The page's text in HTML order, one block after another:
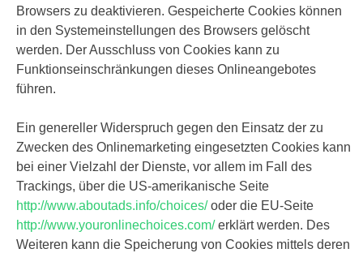
Browsers zu deaktivieren. Gespeicherte Cookies können
in den Systemeinstellungen des Browsers gelöscht
werden. Der Ausschluss von Cookies kann zu
Funktionseinschränkungen dieses Onlineangebotes
führen.
Ein genereller Widerspruch gegen den Einsatz der zu
Zwecken des Onlinemarketing eingesetzten Cookies kann
bei einer Vielzahl der Dienste, vor allem im Fall des
Trackings, über die US-amerikanische Seite
http://www.aboutads.info/choices/oder die EU-Seite
http://www.youronlinechoices.com/erklärt werden. Des
Weiteren kann die Speicherung von Cookies mittels deren